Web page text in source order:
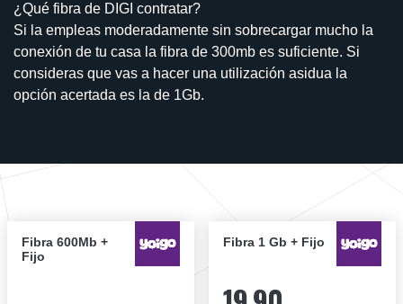
¿Qué fibra de DIGI contratar?
Si la empleas moderadamente sin sobrecargar mucho la
conexión de tu casa la fibra de 300mb es suficiente. Si
consideras que vas a hacer una utilización asidua la
opción acertada es la de 1Gb.
Fibra 600Mb +
Fijo
Fibra 1 Gb + Fijo